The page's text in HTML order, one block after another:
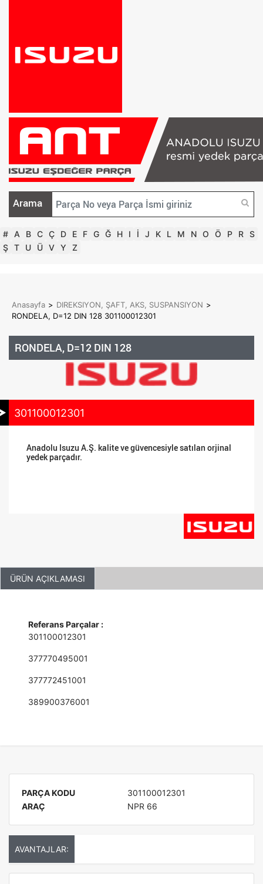
Arama
# A B C Ç D E F G Ğ H I İ J K L M N O Ö P R S
Ş T U Ü V Y Z
Anasayfa > DIREKSIYON, ŞAFT, AKS, SUSPANSIYON >
RONDELA, D=12 DIN 128 301100012301
RONDELA, D=12 DIN 128
301100012301
Anadolu Isuzu A.Ş. kalite ve güvencesiyle satılan orjinal
yedek parçadır.
ÜRÜN AÇIKLAMASI
Referans Parçalar :
301100012301
377770495001
377772451001
389900376001
PARÇA KODU
301100012301
ARAÇ
NPR 66
AVANTAJLAR: